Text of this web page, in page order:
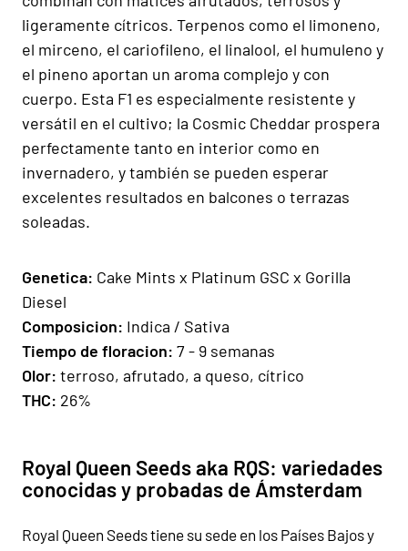
ligeramente cítricos. Terpenos como el limoneno,
el mirceno, el cariofileno, el linalool, el humuleno y
el pineno aportan un aroma complejo y con
cuerpo. Esta F1 es especialmente resistente y
versátil en el cultivo; la Cosmic Cheddar prospera
perfectamente tanto en interior como en
invernadero, y también se pueden esperar
excelentes resultados en balcones o terrazas
soleadas.
Genetica: Cake Mints x Platinum GSC x Gorilla
Diesel
Composicion: Indica / Sativa
Tiempo de floracion: 7 - 9 semanas
Olor: terroso, afrutado, a queso, cítrico
THC: 26%
Royal Queen Seeds aka RQS: variedades
conocidas y probadas de Ámsterdam
Royal Queen Seeds tiene su sede en los Países Bajos y